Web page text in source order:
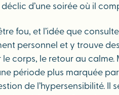
d’une soirée où il
fou, et l’idée que
personnel et y trouve
corps, le retour au calme.
période plus marquée
de l’hypersensibilité. Il